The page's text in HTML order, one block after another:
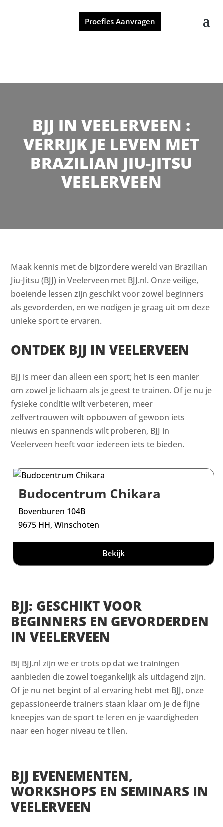
Proefles Aanvragen
BJJ IN VEELERVEEN :
VERRIJK JE LEVEN MET
BRAZILIAN JIU-JITSU
VEELERVEEN
Maak kennis met de bijzondere wereld van Brazilian
Jiu-Jitsu (BJJ) in Veelerveen met BJJ.nl. Onze veilige,
boeiende lessen zijn geschikt voor zowel beginners
als gevorderden, en we nodigen je graag uit om deze
unieke sport te ervaren.
ONTDEK BJJ IN VEELERVEEN
BJJ is meer dan alleen een sport; het is een manier
om zowel je lichaam als je geest te trainen. Of je nu je
fysieke conditie wilt verbeteren, meer
zelfvertrouwen wilt opbouwen of gewoon iets
nieuws en spannends wilt proberen, BJJ in
Veelerveen heeft voor iedereen iets te bieden.
Budocentrum Chikara
Bovenburen 104B
9675 HH, Winschoten
Bekijk
BJJ: GESCHIKT VOOR
BEGINNERS EN GEVORDERDEN
IN VEELERVEEN
Bij BJJ.nl zijn we er trots op dat we trainingen
aanbieden die zowel toegankelijk als uitdagend zijn.
Of je nu net begint of al ervaring hebt met BJJ, onze
gepassioneerde trainers staan klaar om je de fijne
kneepjes van de sport te leren en je vaardigheden
naar een hoger niveau te tillen.
BJJ EVENEMENTEN,
WORKSHOPS EN SEMINARS IN
VEELERVEEN